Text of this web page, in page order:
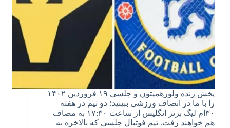
پخش زنده ولورهمپتون و چلسی ۱۹ فروردین ۱۴۰۲
را با ما در انصاف ورزشی ببینید؛ دو تیم در هفته
۳۰ام لیگ برتر انگلیس از ساعت ۱۷:۳۰ به مصاف
هم خواهند رفت. تیم فوتبال چلسی که بالاخره به